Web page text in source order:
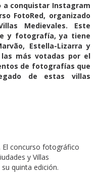
a conquistar Instagram
FotoRed, organizado
Medievales. Este
y fotografía, ya tiene
Estella-Lizarra y
más votadas por el
de fotografías que
de estas villas
El concurso fotográfico
y Villas
quinta edición.